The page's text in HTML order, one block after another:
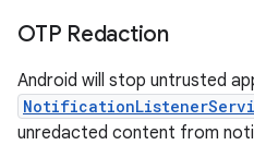
OTP Redaction
Android will stop untrusted
unredacted content from